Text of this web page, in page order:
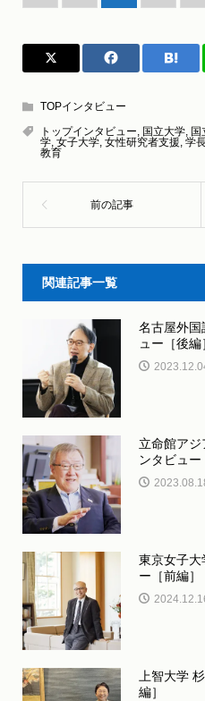
TOPインタビュー
トップインタビュー, 国立大学, 国
学, 女子大学, 女性研究者支援, 学
教育
関連記事一覧
名古屋外国
ュー［後編
立命館ア
ンタビュー
東京女子大
ー［前編］
上智大学
編］